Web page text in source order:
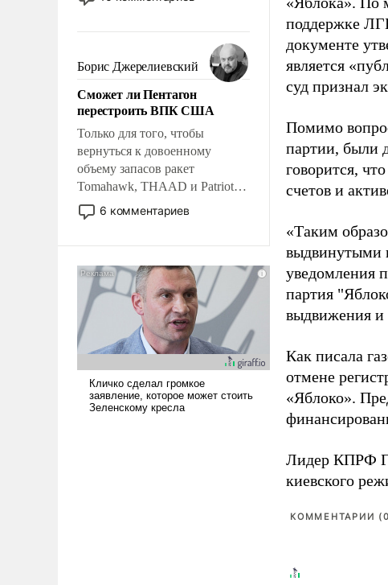
отменяя традиционное
мужественным и твердым под
ударами судьбы, брать на себя
ответственность, помогать
слабым, идти вперед и
адаптироваться.
Борис Джерелиевский
Сможет ли Пентагон
перестроить ВПК США
Только для того, чтобы
вернуться к довоенному
объему запасов ракет
Tomahawk, THAAD и Patriot
США потребуется более трех
лет. Даже небольшая война с
Сложившаяся ситуация
означает многолетний период
уязвимости США, например,
перед Китаем.
6 комментариев
поддержке
документе
является
суд признал
Помимо
партии, были
говорится,
счетов и
«Таким
выдвинутыми
уведомления
партия
выдвижения и
Как писала
отмене
«Яблоко».
Лидер КПРФ
киевского
КОММЕНТАРИИ